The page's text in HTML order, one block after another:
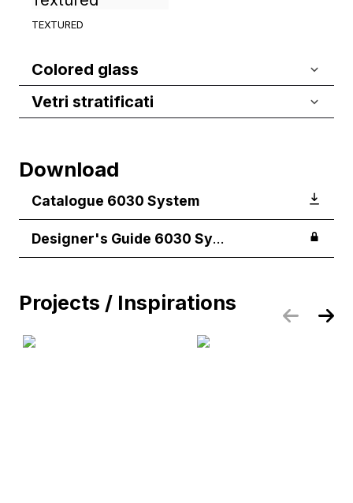
TEXTURED
Colored glass
Vetri stratificati
Download
Catalogue 6030 System
Designer's Guide 6030 System
Projects / Inspirations